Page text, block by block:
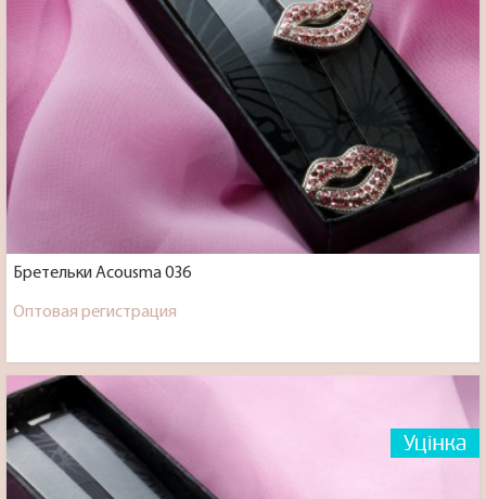
Бретельки Acousma 036
Оптовая регистрация